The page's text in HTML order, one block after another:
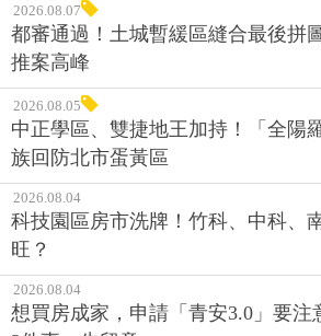
2026.08.07
都審通過！土城暫緩區縫合最後拼
推案高峰
2026.08.05
中正學區、雙捷地王加持！「全陽
族回防北市蛋黃區
2026.08.04
科技園區房市洗牌！竹科、中科、
旺？
2026.08.04
想買房成家，申請「青安3.0」要注